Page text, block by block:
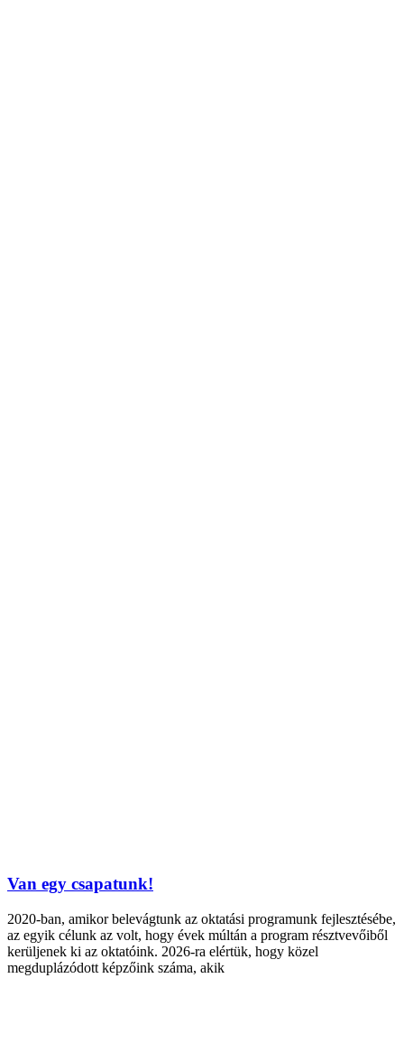
Van egy csapatunk!
2020-ban, amikor belevágtunk az oktatási programunk fejlesztésébe,
az egyik célunk az volt, hogy évek múltán a program résztvevőiből
kerüljenek ki az oktatóink. 2026-ra elértük, hogy közel
megduplázódott képzőink száma, akik